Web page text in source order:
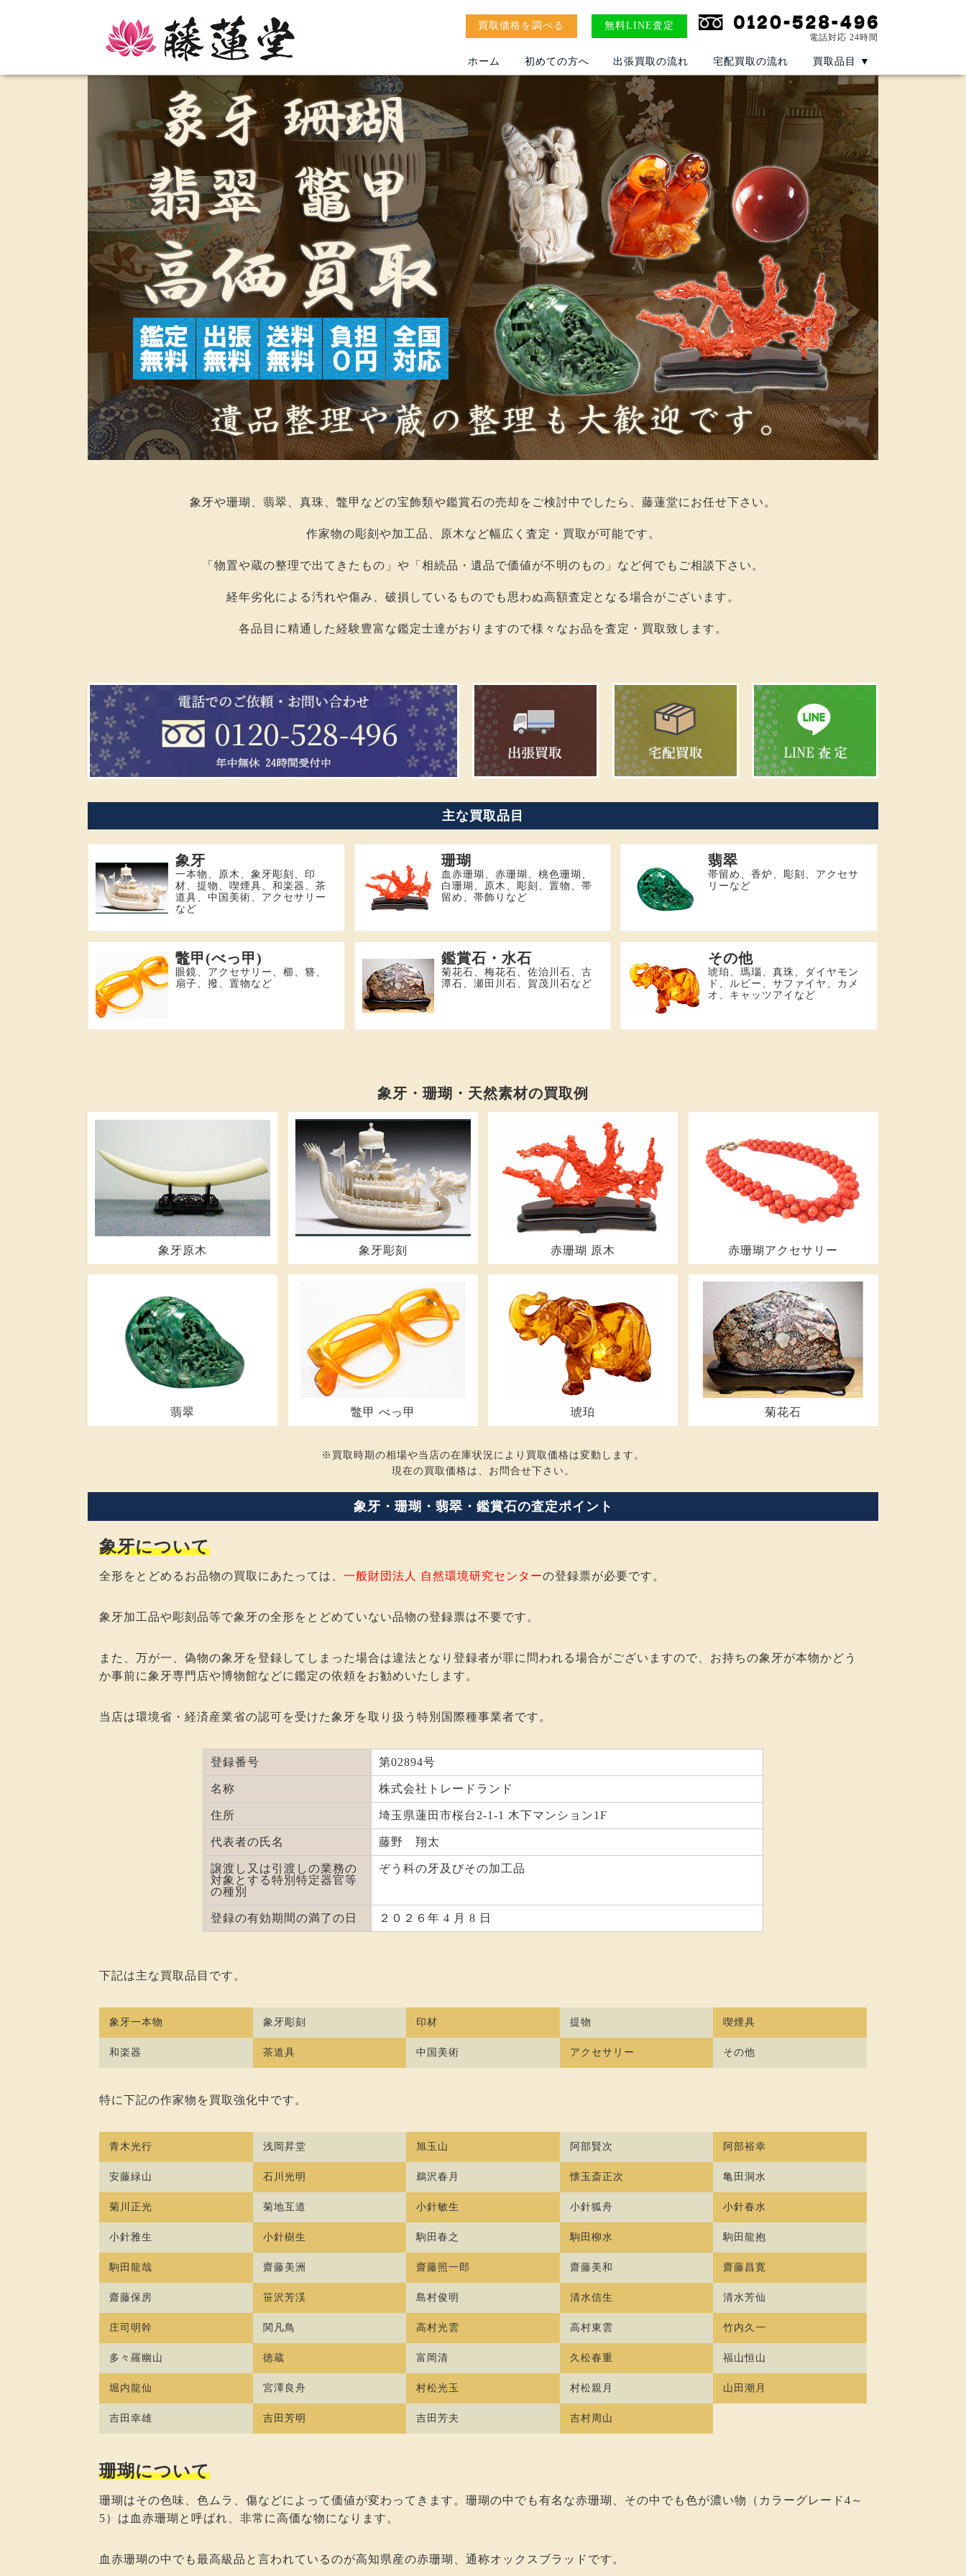
買取価格を調べる 無料LINE査定
電話対応 24時間
ホーム 初めての方へ 出張買取の流れ 宅配買取の流れ 買取品目 ▼
象牙や珊瑚、翡翠、真珠、鼈甲などの宝飾類や鑑賞石の売却をご検討中でしたら、藤蓮堂にお任せ下さい。
作家物の彫刻や加工品、原木など幅広く査定・買取が可能です。
「物置や蔵の整理で出てきたもの」や「相続品・遺品で価値が不明のもの」など何でもご相談下さい。
経年劣化による汚れや傷み、破損しているものでも思わぬ高額査定となる場合がございます。
各品目に精通した経験豊富な鑑定士達がおりますので様々なお品を査定・買取致します。
主な買取品目
象牙
一本物、原木、象牙彫刻、印
材、提物、喫煙具、和楽器、茶
道具、中国美術、アクセサリー
など
珊瑚
血赤珊瑚、赤珊瑚、桃色珊瑚、
白珊瑚、原木、彫刻、置物、帯
留め、帯飾りなど
翡翠
帯留め、香炉、彫刻、アクセサ
リーなど
鼈甲(べっ甲)
眼鏡、アクセサリー、櫛、簪、
扇子、撥、置物など
鑑賞石・水石
菊花石、梅花石、佐治川石、古
潭石、瀬田川石、賀茂川石など
その他
琥珀、瑪瑙、真珠、ダイヤモン
ド、ルビー、サファイヤ、カメ
オ、キャッツアイなど
象牙・珊瑚・天然素材の買取例
象牙原木 象牙彫刻 赤珊瑚 原木 赤珊瑚アクセサリー
翡翠 鼈甲 べっ甲 琥珀 菊花石
※買取時期の相場や当店の在庫状況により買取価格は変動します。
現在の買取価格は、お問合せ下さい。
象牙・珊瑚・翡翠・鑑賞石の査定ポイント
象牙について
全形をとどめるお品物の買取にあたっては、 一般財団法人 自然環境研究センターの登録票が必要です。
象牙加工品や彫刻品等で象牙の全形をとどめていない品物の登録票は不要です。
また、万が一、偽物の象牙を登録してしまった場合は違法となり登録者が罪に問われる場合がございますので、お持ちの象牙が本物かどう
か事前に象牙専門店や博物館などに鑑定の依頼をお勧めいたします。
当店は環境省・経済産業省の認可を受けた象牙を取り扱う特別国際種事業者です。
登録番号 第02894号
名称 株式会社トレードランド
住所 埼玉県蓮田市桜台2-1-1 木下マンション1F
代表者の氏名 藤野 翔太
譲渡し又は引渡しの業務の
対象とする特別特定器官等
の種別
ぞう科の牙及びその加工品
登録の有効期間の満了の日 ２０２６年 4 月 8 日
下記は主な買取品目です。
象牙一本物 象牙彫刻 印材 提物 喫煙具
和楽器 茶道具 中国美術 アクセサリー その他
特に下記の作家物を買取強化中です。
青木光行 浅岡昇堂 旭玉山 阿部賢次 阿部裕幸
安藤緑山 石川光明 鵜沢春月 懐玉斎正次 亀田洞水
菊川正光 菊地互道 小針敏生 小針狐舟 小針春水
小針雅生 小針樹生 駒田春之 駒田柳水 駒田龍抱
駒田龍哉 齋藤美洲 齋藤照一郎 齋藤美和 齋藤昌寛
齋藤保房 笹沢芳渓 島村俊明 清水信生 清水芳仙
庄司明幹 関凡鳥 高村光雲 高村東雲 竹内久一
多々羅幽山 徳蔵 富岡清 久松春重 福山恒山
堀内龍仙 宮澤良舟 村松光玉 村松親月 山田潮月
吉田幸雄 吉田芳明 吉田芳夫 吉村周山
珊瑚について
珊瑚はその色味、色ムラ、傷などによって価値が変わってきます。珊瑚の中でも有名な赤珊瑚、その中でも色が濃い物（カラーグレード4～
5）は血赤珊瑚と呼ばれ、非常に高価な物になります。
血赤珊瑚の中でも最高級品と言われているのが高知県産の赤珊瑚、通称オックスブラッドです。